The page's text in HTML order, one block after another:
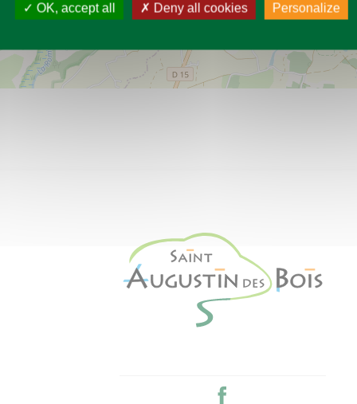
OK, accept all Deny all cookies Personalize